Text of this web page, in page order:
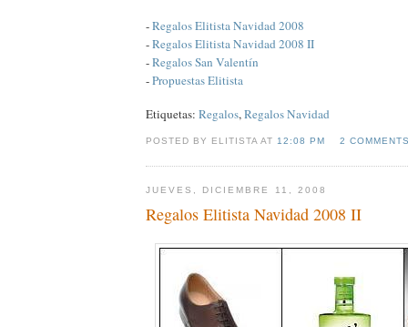
-Regalos Elitista Navidad 2008
-Regalos Elitista Navidad 2008 II
-Regalos San Valentín
-Propuestas Elitista
Etiquetas: Regalos,Regalos Navidad
POSTED BY ELITISTA AT12:08 PM 2
JUEVES, DICIEMBRE 11, 2008
Regalos Elitista Navidad 2008 II